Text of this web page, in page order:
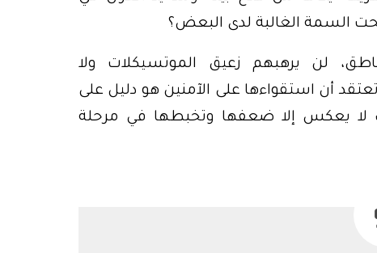
السمة الغالبة لدى البعض؟
لن يرهبهم زعيق الموتسيكلات ولا
أن استقواءها على الآمنين هو دليل على
لا يعكس إلا ضعفها وتخبطها في مرحلة